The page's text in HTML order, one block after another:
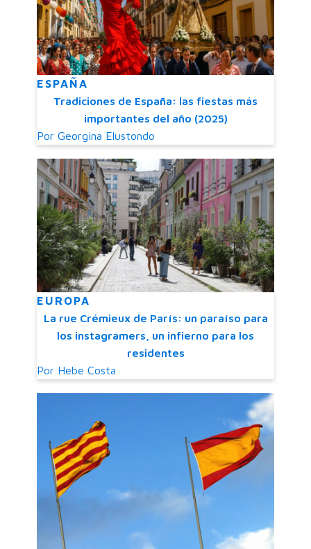
ESPAÑA
Tradiciones de España: las fiestas más
importantes del año (2025)
Por Georgina Elustondo
EUROPA
La rue Crémieux de París: un paraíso para
los instagramers, un infierno para los
residentes
Por Hebe Costa